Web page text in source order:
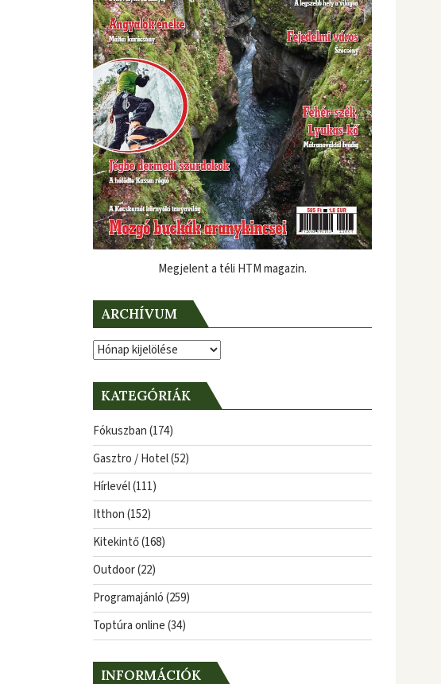
Megjelent a téli HTM magazin.
ARCHÍVUM
Archívum
KATEGÓRIÁK
Fókuszban(174)
Gasztro / Hotel(52)
Hírlevél(111)
Itthon(152)
Kitekintő(168)
Outdoor(22)
Programajánló(259)
Toptúra online(34)
INFORMÁCIÓK